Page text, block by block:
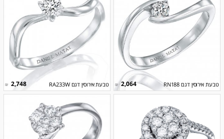
טבעת אירוסין דגם RA233W 2,748
₪ טבעת אירוסין דגם RN188 2,064
₪